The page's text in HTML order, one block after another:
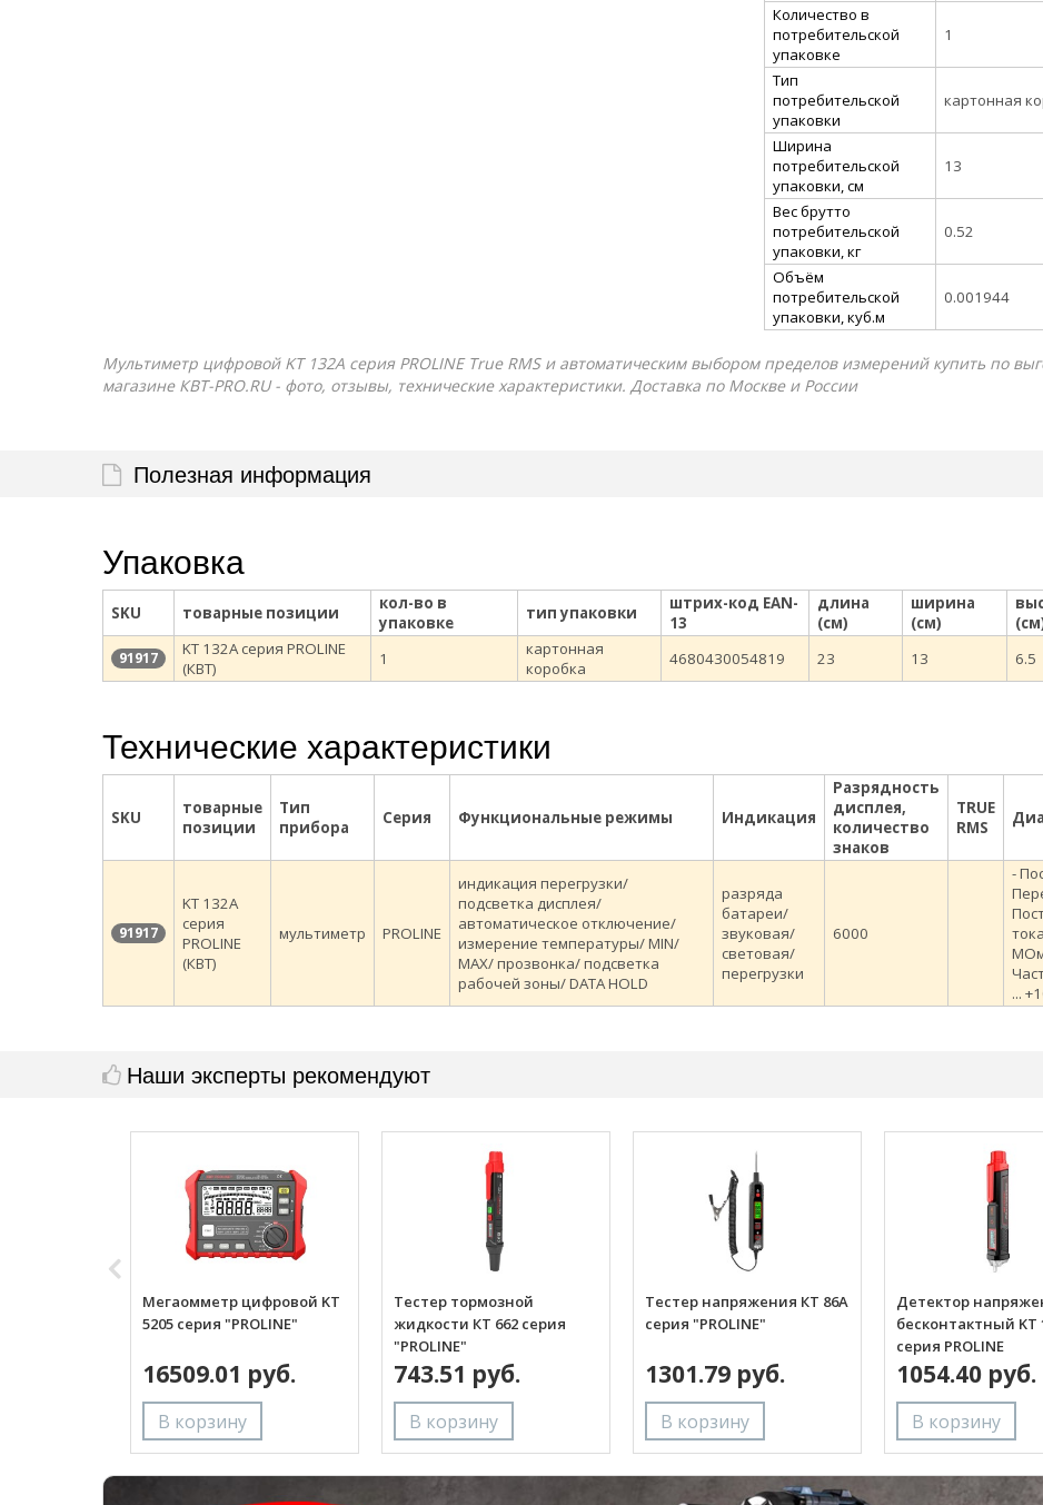
Количество в
потребительской
упаковке
1
Тип
потребительской
упаковки
картонная
Ширина
потребительской
упаковки, см
13
Вес брутто
потребительской
упаковки, кг
0.52
Объём
потребительской
упаковки, куб.м
0.001944
Мультиметр цифровой KT 132А серия PROLINE True RMS и автоматическим выбором пределов измерений купить по
магазине КВТ-PRO.RU - фото, отзывы, технические характеристики. Доставка по Москве и России
Полезная информация
Упаковка
SKU товарные позиции
кол-во в
упаковке
тип упаковки
штрих-код EAN-
13
длина
(см)
ширина
(см)
91917
KT 132А серия PROLINE
(КВТ)
1
картонная
коробка
4680430054819 23 13 6.5
Технические характеристики
SKU
товарные
позиции
Тип
прибора
Серия Функциональные режимы Индикация
Разрядность
дисплея,
количество
знаков
TRUE
RMS
91917
KT 132А
серия
PROLINE
(КВТ)
мультиметр PROLINE
индикация перегрузки/
подсветка дисплея/
автоматическое отключение/
измерение температуры/ MIN/
MAX/ прозвонка/ подсветка
рабочей зоны/ DATA HOLD
разряда
батареи/
звуковая/
световая/
перегрузки
6000
-
...
Наши эксперты рекомендуют
Мегаомметр цифровой KT
5205 серия "PROLINE"
16509.01 руб.
Тестер тормозной
жидкости КТ 662 серия
"PROLINE"
743.51 руб.
Тестер напряжения КТ 86А
серия "PROLINE"
1301.79 руб.
Детектор
бесконтактный KT
серия PROLINE
1054.40 руб.